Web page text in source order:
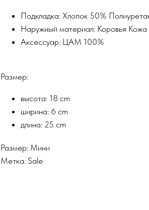
Подкладка: Хлопок 50%
Наружный материал: Коровья
Аксессуар: ЦАМ 100%
Размер:
высота: 18 cm
ширина: 6 cm
длина: 25 cm
Размер: Мини
Метка: Sale